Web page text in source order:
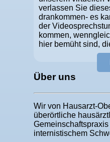
verlassen Sie
drankommen- es
der
kommen,
hier bemüht sind,
Über uns
Wir von Hausarzt-
überörtliche
internistischem